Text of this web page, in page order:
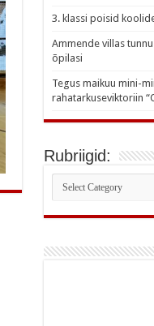
3. klassi poisid
Ammende villas
õpilasi
Tegus maikuu mini-
rahatarkuseviktoriin
Rubriigid:
Rubriigid: